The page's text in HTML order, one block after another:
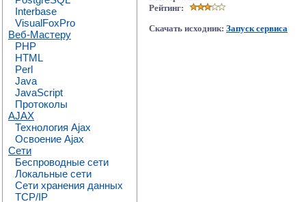
Interbase
VisualFoxPro
Веб-Мастеру
PHP
HTML
Perl
Java
JavaScript
Протоколы
AJAX
Технология Ajax
Освоение Ajax
Сети
Беспроводные сети
Локальные сети
Сети хранения данных
TCP/IP
Рейтинг:
Скачать исходник: Запуск сервиса